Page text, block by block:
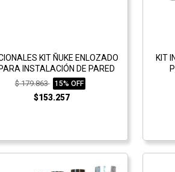
KIT ÑUKE ENLOZADO
INSTALACIÓN DE PARED
$ 179.863 15% OFF
$153.257
KIT